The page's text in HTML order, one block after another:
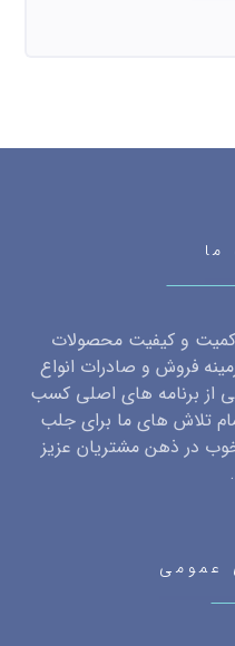
ما
و کیفیت محصولات
فروش و صادرات انواع
از برنامه های اصلی کسب
تلاش های ما برای جلب
در ذهن مشتریان عزیز
عمومی